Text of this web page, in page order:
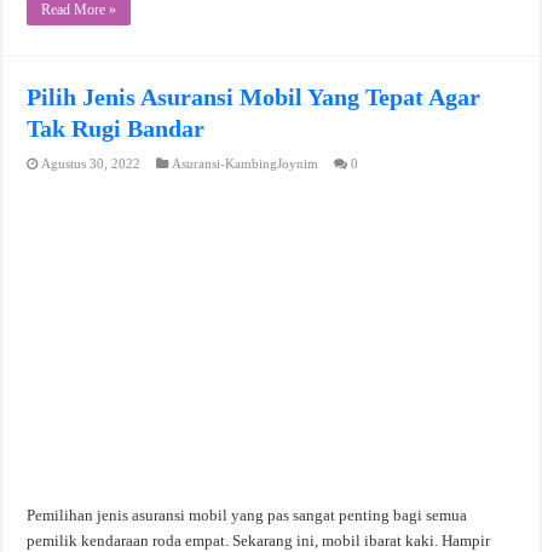
Read More »
Pilih Jenis Asuransi Mobil Yang Tepat Agar
Tak Rugi Bandar
Agustus 30, 2022 Asuransi-KambingJoynim 0
Pemilihan jenis asuransi mobil yang pas sangat penting bagi semua
pemilik kendaraan roda empat. Sekarang ini, mobil ibarat kaki. Hampir